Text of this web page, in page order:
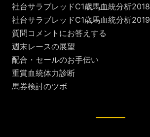
社台サラブレッドC1歳馬血統分析2018
社台サラブレッドC1歳馬血統分析2019
質問コメントにお答えする
週末レースの展望
配合・セールのお手伝い
重賞血統体力診断
馬券検討のツボ